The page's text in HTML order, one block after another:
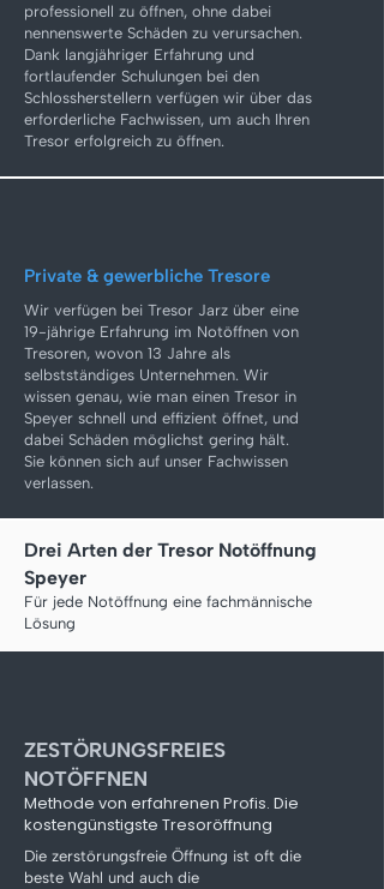
professionell zu öffnen, ohne dabei
nennenswerte Schäden zu verursachen.
Dank langjähriger Erfahrung und
fortlaufender Schulungen bei den
Schlossherstellern verfügen wir über das
erforderliche Fachwissen, um auch Ihren
Tresor erfolgreich zu öffnen.
Private & gewerbliche Tresore
Wir verfügen bei Tresor Jarz über eine
19-jährige Erfahrung im Notöffnen von
Tresoren, wovon 13 Jahre als
selbstständiges Unternehmen. Wir
wissen genau, wie man einen Tresor in
Speyer schnell und effizient öffnet, und
dabei Schäden möglichst gering hält.
Sie können sich auf unser Fachwissen
verlassen.
Drei Arten der Tresor Notöffnung
Speyer
Für jede Notöffnung eine fachmännische
Lösung
ZESTÖRUNGSFREIES
NOTÖFFNEN
Methode von erfahrenen Profis. Die
kostengünstigste Tresoröffnung
Die zerstörungsfreie Öffnung ist oft die
beste Wahl und auch die